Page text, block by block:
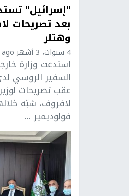
"إسرائيل"
بعد تصريحات
وهتلر
4 سنوات، 3 أشهر ago
استدعت وزارة
السفير الروسي
عقب تصريحات
لافروف، شبّه
فولوديمير ...